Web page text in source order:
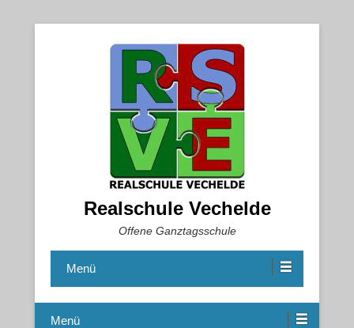
Realschule Vechelde
Offene Ganztagsschule
Menü
Menü